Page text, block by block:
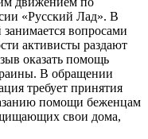
«Русский Лад». В
вопросами
активисты раздают
оказать помощь
В обращении
требует принятия
помощи беженцам
свои дома,